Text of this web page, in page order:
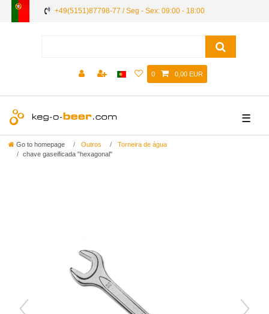
+49(5151)87798-77 / Seg - Sex: 09:00 - 18:00
0 0,00 EUR
☰
Go to homepage Outros
Torneira de água
chave gaseificada "hexagonal"